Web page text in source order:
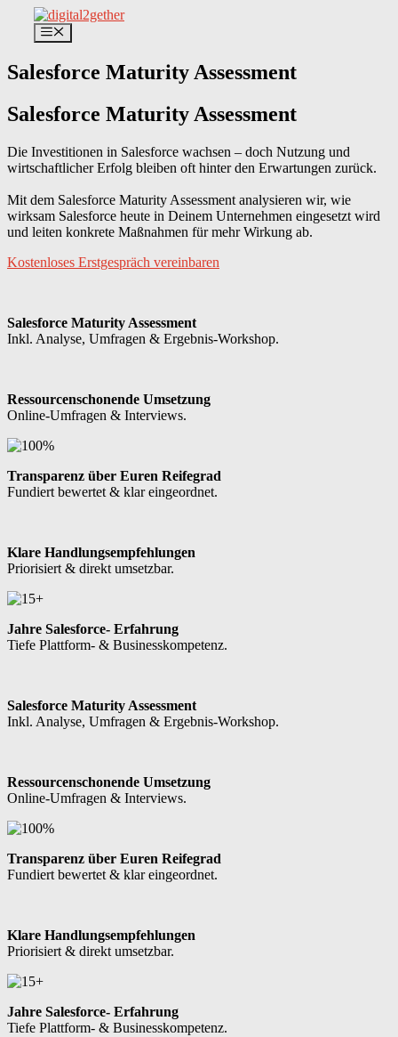
Inhalt
springen
Menü
Salesforce Maturity Assessment
Salesforce Maturity Assessment
Die Investitionen in Salesforce wachsen – doch Nutzung und
wirtschaftlicher Erfolg bleiben oft hinter den Erwartungen zurück.
Mit dem Salesforce Maturity Assessment analysieren wir, wie
wirksam Salesforce heute in Deinem Unternehmen eingesetzt wird
und leiten konkrete Maßnahmen für mehr Wirkung ab.
Kostenloses Erstgespräch vereinbaren
Salesforce Maturity Assessment
Inkl. Analyse, Umfragen & Ergebnis-Workshop.
Ressourcenschonende Umsetzung
Online-Umfragen & Interviews.
Transparenz über Euren Reifegrad
Fundiert bewertet & klar eingeordnet.
Klare Handlungsempfehlungen
Priorisiert & direkt umsetzbar.
Jahre Salesforce- Erfahrung
Tiefe Plattform- & Businesskompetenz.
Salesforce Maturity Assessment
Inkl. Analyse, Umfragen & Ergebnis-Workshop.
Ressourcenschonende Umsetzung
Online-Umfragen & Interviews.
Transparenz über Euren Reifegrad
Fundiert bewertet & klar eingeordnet.
Klare Handlungsempfehlungen
Priorisiert & direkt umsetzbar.
Jahre Salesforce- Erfahrung
Tiefe Plattform- & Businesskompetenz.